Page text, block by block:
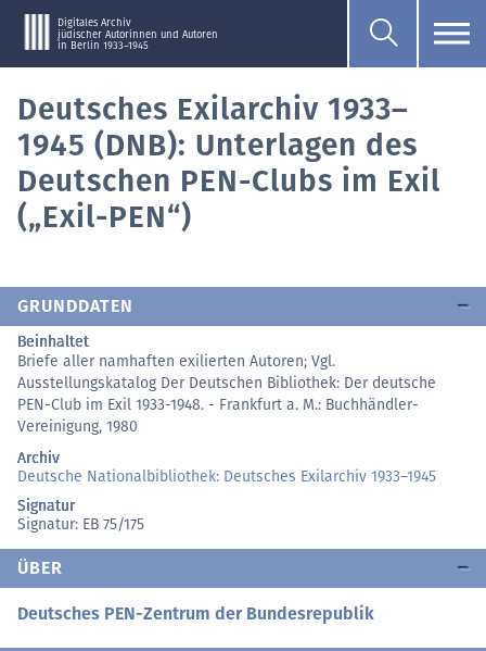
Digitales Archiv
jüdischer Autorinnen und Autoren
in Berlin 1933–1945
Deutsches Exilarchiv 1933–
1945 (DNB): Unterlagen des
Deutschen PEN-Clubs im Exil
(„Exil-PEN“)
GRUNDDATEN
Beinhaltet
Briefe aller namhaften exilierten Autoren; Vgl.
Ausstellungskatalog Der Deutschen Bibliothek: Der deutsche
PEN-Club im Exil 1933-1948. - Frankfurt a. M.: Buchhändler-
Vereinigung, 1980
Archiv
Deutsche Nationalbibliothek: Deutsches Exilarchiv 1933–1945
Signatur
Signatur: EB 75/175
ÜBER
Deutsches PEN-Zentrum der Bundesrepublik